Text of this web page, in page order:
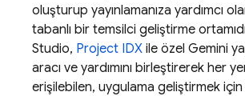
oluşturup yayınlamanıza yardımcı
tabanlı bir temsilci geliştirme
Studio, Project IDX ile özel Gemini
aracı ve yardımını birleştirerek her
erişilebilen, uygulama geliştirmek için